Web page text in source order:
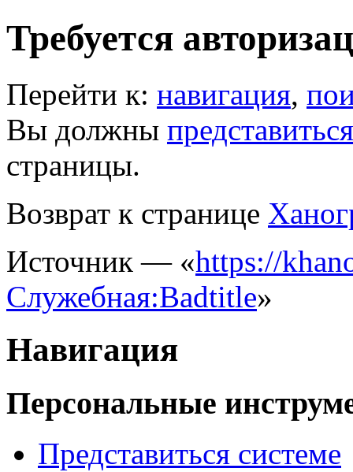
Требуется
Перейти к: навигация,
Вы должны представиться
страницы.
Возврат к странице
Источник — «https://
Служебная:Badtitle»
Навигация
Персональные
Представиться системе